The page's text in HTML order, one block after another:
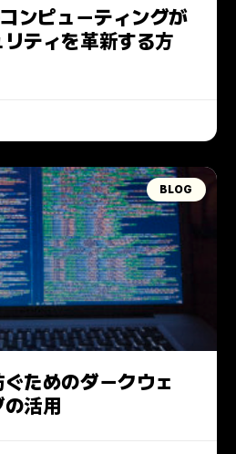
ンピューティングが
ティを革新する方
BLOG
ためのダークウェ
活用